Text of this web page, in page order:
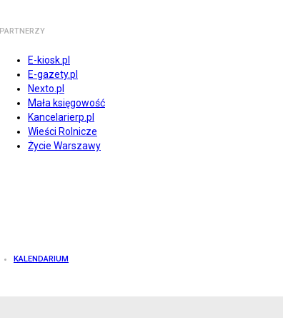
PARTNERZY
E-kiosk.pl
E-gazety.pl
Nexto.pl
Mała księgowość
Kancelarierp.pl
Wieści Rolnicze
Życie Warszawy
KALENDARIUM